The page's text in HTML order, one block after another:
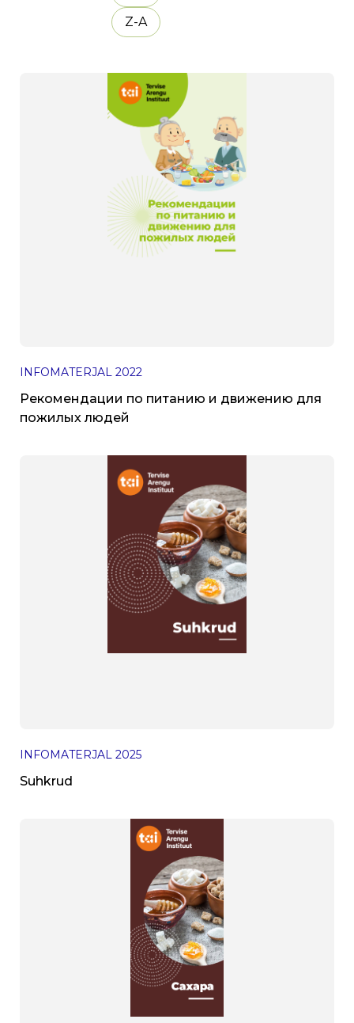
Z-A
INFOMATERJAL 2022
Рекомендации по питанию и движению для
пожилых людей
INFOMATERJAL 2025
Suhkrud